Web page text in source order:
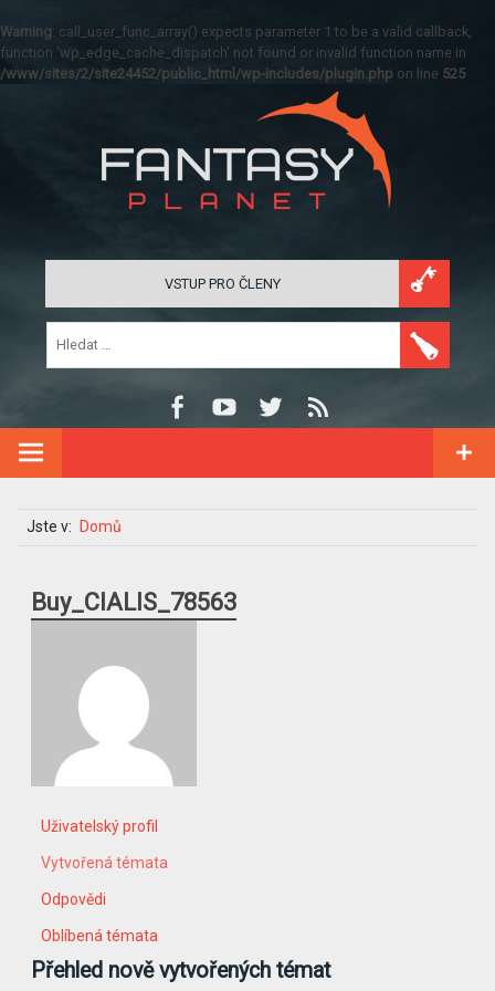
Warning: call_user_func_array() expects parameter 1 to be a valid callback,
function 'wp_edge_cache_dispatch' not found or invalid function name in
/www/sites/2/site24452/public_html/wp-includes/plugin.php on line 525
VSTUP PRO ČLENY
Jste v: Domů
Buy_CIALIS_78563
Uživatelský profil
Vytvořená témata
Odpovědi
Oblíbená témata
Přehled nově vytvořených témat